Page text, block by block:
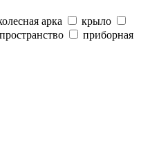
арка
крыло
приборная